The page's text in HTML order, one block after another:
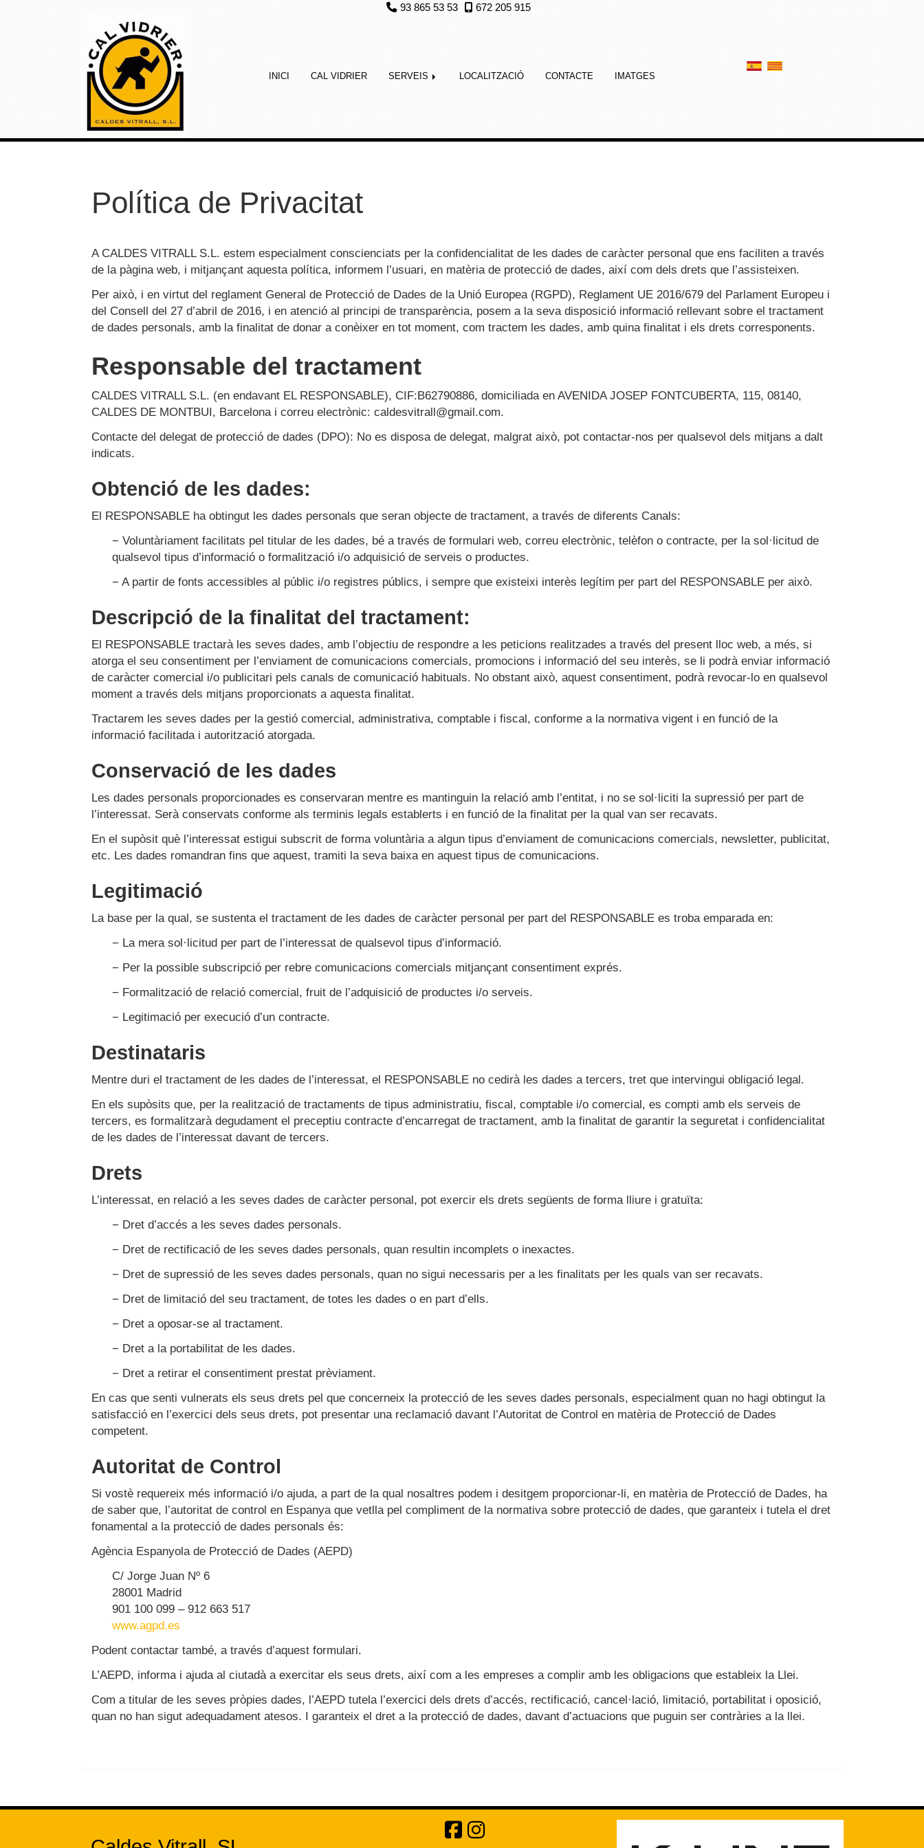
93 865 53 53 672 205 915
INICI CAL VIDRIER SERVEIS LOCALITZACIÓ CONTACTE IMATGES
Política de Privacitat
A CALDES VITRALL S.L. estem especialment conscienciats per la confidencialitat de les dades de caràcter personal que ens faciliten a través
de la pàgina web, i mitjançant aquesta política, informem l’usuari, en matèria de protecció de dades, així com dels drets que l’assisteixen.
Per això, i en virtut del reglament General de Protecció de Dades de la Unió Europea (RGPD), Reglament UE 2016/679 del Parlament Europeu i
del Consell del 27 d’abril de 2016, i en atenció al principi de transparència, posem a la seva disposició informació rellevant sobre el tractament
de dades personals, amb la finalitat de donar a conèixer en tot moment, com tractem les dades, amb quina finalitat i els drets corresponents.
Responsable del tractament
CALDES VITRALL S.L. (en endavant EL RESPONSABLE), CIF:B62790886, domiciliada en AVENIDA JOSEP FONTCUBERTA, 115, 08140,
CALDES DE MONTBUI, Barcelonai correu electrònic: caldesvitrall@gmail.com.
Contacte del delegat de protecció de dades (DPO): No es disposa de delegat, malgrat això, pot contactar-nos per qualsevol dels mitjans a dalt
indicats.
Obtenció de les dades:
El RESPONSABLE ha obtingut les dades personals que seran objecte de tractament, a través de diferents Canals:
− Voluntàriament facilitats pel titular de les dades, bé a través de formulari web, correu electrònic, telèfon o contracte, per la sol·licitud de
qualsevol tipus d’informació o formalització i/o adquisició de serveis o productes.
− A partir de fonts accessibles al públic i/o registres públics, i sempre que existeixi interès legítim per part del RESPONSABLE per això.
Descripció de la finalitat del tractament:
El RESPONSABLE tractarà les seves dades, amb l’objectiu de respondre a les peticions realitzades a través del present lloc web, a més, si
atorga el seu consentiment per l’enviament de comunicacions comercials, promocions i informació del seu interès, se li podrà enviar informació
de caràcter comercial i/o publicitari pels canals de comunicació habituals. No obstant això, aquest consentiment, podrà revocar-lo en qualsevol
moment a través dels mitjans proporcionats a aquesta finalitat.
Tractarem les seves dades per la gestió comercial, administrativa, comptable i fiscal, conforme a la normativa vigent i en funció de la
informació facilitada i autorització atorgada.
Conservació de les dades
Les dades personals proporcionades es conservaran mentre es mantinguin la relació amb l’entitat, i no se sol·liciti la supressió per part de
l’interessat. Serà conservats conforme als terminis legals establerts i en funció de la finalitat per la qual van ser recavats.
En el supòsit què l’interessat estigui subscrit de forma voluntària a algun tipus d’enviament de comunicacions comercials, newsletter, publicitat,
etc. Les dades romandran fins que aquest, tramiti la seva baixa en aquest tipus de comunicacions.
Legitimació
La base per la qual, se sustenta el tractament de les dades de caràcter personal per part del RESPONSABLE es troba emparada en:
− La mera sol·licitud per part de l’interessat de qualsevol tipus d’informació.
− Per la possible subscripció per rebre comunicacions comercials mitjançant consentiment exprés.
− Formalització de relació comercial, fruit de l’adquisició de productes i/o serveis.
− Legitimació per execució d’un contracte.
Destinataris
Mentre duri el tractament de les dades de l’interessat, el RESPONSABLE no cedirà les dades a tercers, tret que intervingui obligació legal.
En els supòsits que, per la realització de tractaments de tipus administratiu, fiscal, comptable i/o comercial, es compti amb els serveis de
tercers, es formalitzarà degudament el preceptiu contracte d’encarregat de tractament, amb la finalitat de garantir la seguretat i confidencialitat
de les dades de l’interessat davant de tercers.
Drets
L’interessat, en relació a les seves dades de caràcter personal, pot exercir els drets següents de forma lliure i gratuïta:
− Dret d’accés a les seves dades personals.
− Dret de rectificació de les seves dades personals, quan resultin incomplets o inexactes.
− Dret de supressió de les seves dades personals, quan no sigui necessaris per a les finalitats per les quals van ser recavats.
− Dret de limitació del seu tractament, de totes les dades o en part d’ells.
− Dret a oposar-se al tractament.
− Dret a la portabilitat de les dades.
− Dret a retirar el consentiment prestat prèviament.
En cas que senti vulnerats els seus drets pel que concerneix la protecció de les seves dades personals, especialment quan no hagi obtingut la
satisfacció en l’exercici dels seus drets, pot presentar una reclamació davant l’Autoritat de Control en matèria de Protecció de Dades
competent.
Autoritat de Control
Si vostè requereix més informació i/o ajuda, a part de la qual nosaltres podem i desitgem proporcionar-li, en matèria de Protecció de Dades, ha
de saber que, l’autoritat de control en Espanya que vetlla pel compliment de la normativa sobre protecció de dades, que garanteix i tutela el dret
fonamental a la protecció de dades personals és:
Agència Espanyola de Protecció de Dades (AEPD)
C/ Jorge Juan Nº 6
28001 Madrid
901 100 099 – 912 663 517
www.agpd.es
Podent contactar també, a través d’aquest formulari.
L’AEPD, informa i ajuda al ciutadà a exercitar els seus drets, així com a les empreses a complir amb les obligacions que estableix la Llei.
Com a titular de les seves pròpies dades, l’AEPD tutela l’exercici dels drets d’accés, rectificació, cancel·lació, limitació, portabilitat i oposició,
quan no han sigut adequadament atesos. I garanteix el dret a la protecció de dades, davant d’actuacions que puguin ser contràries a la llei.